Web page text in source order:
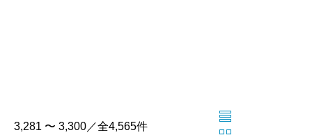
3,281 〜 3,300／全4,565件